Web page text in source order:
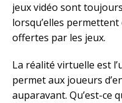
jeux vidéo sont
lorsqu’elles
offertes par les jeux.
La réalité virtuelle est
permet aux joueurs
auparavant. Qu’est-ce